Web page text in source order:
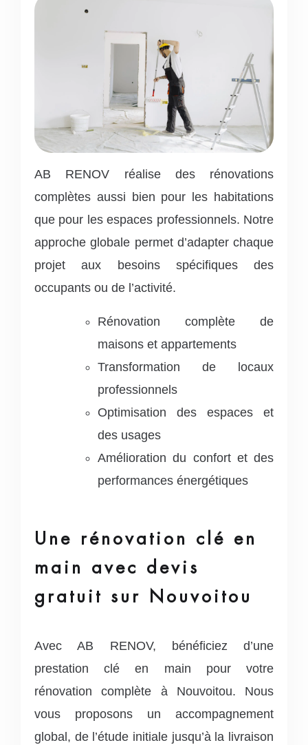
AB RENOV réalise des rénovations
complètes aussi bien pour les habitations
que pour les espaces professionnels. Notre
approche globale permet d’adapter chaque
projet aux besoins spécifiques des
occupants ou de l’activité.
Rénovation complète de
maisons et appartements
Transformation de locaux
professionnels
Optimisation des espaces et
des usages
Amélioration du confort et des
performances énergétiques
Une rénovation clé en
main avec devis
gratuit sur Nouvoitou
Avec AB RENOV, bénéficiez d’une
prestation clé en main pour votre
rénovation complète à Nouvoitou. Nous
vous proposons un accompagnement
global, de l’étude initiale jusqu’à la livraison